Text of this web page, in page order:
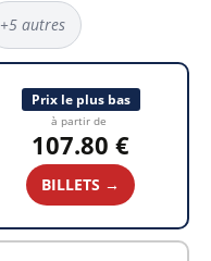
+5 autres
Prix le plus bas
à partir de
107.80 €
BILLETS →